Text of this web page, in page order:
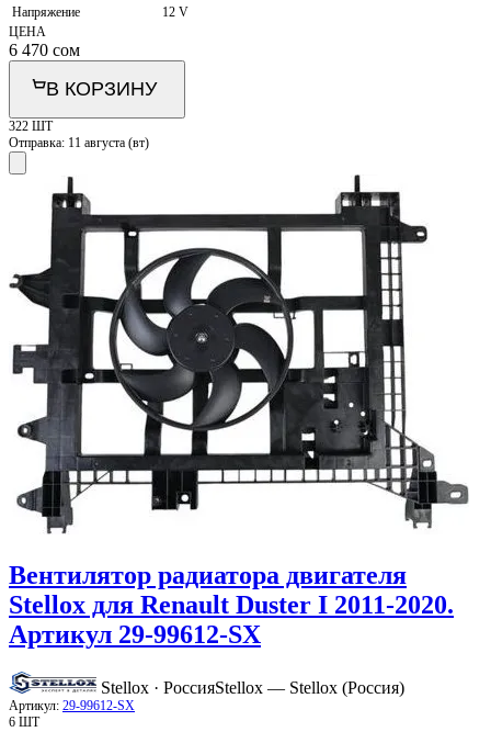
Напряжение
12 V
ЦЕНА
6 470 сом
В КОРЗИНУ
322 ШТ
Отправка: 11 августа (вт)
Вентилятор радиатора двигателя
Stellox для Renault Duster I 2011-2020.
Артикул 29-99612-SX
Stellox · РоссияStellox — Stellox (Россия)
Артикул: 29-99612-SX
6 ШТ